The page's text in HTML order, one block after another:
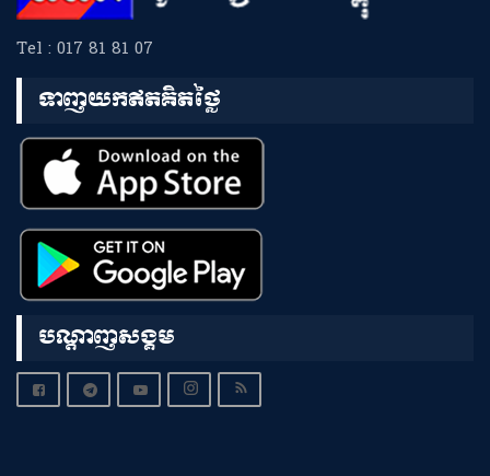
Tel : 017 81 81 07
ទាញយកឥតគិតថ្លៃ
បណ្តាញសង្គម